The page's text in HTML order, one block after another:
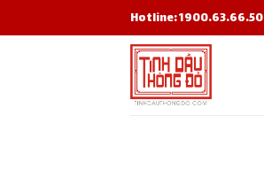
to
Hotline: 1900.63.66.50